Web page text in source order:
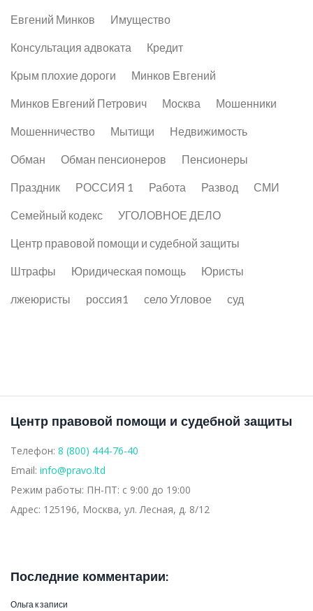
Евгений Минков Имущество
Консультация адвоката Кредит
Крым плохие дороги Минков Евгений
Минков Евгений Петрович Москва Мошенники
Мошенничество Мытищи Недвижимость
Обман Обман пенсионеров Пенсионеры
Праздник РОССИЯ 1 Работа Развод СМИ
Семейный кодекс УГОЛОВНОЕ ДЕЛО
Центр правовой помощи и судебной защиты
Штрафы Юридическая помощь Юристы
лжеюристы россия1 село Угловое суд
Центр правовой помощи и судебной защиты
Телефон: 8 (800) 444-76-40
Email: info@pravo.ltd
Режим работы: ПН-ПТ: с 9:00 до 19:00
Адрес: 125196, Москва, ул. Лесная, д. 8/12
Последние комментарии:
Ольгак записи